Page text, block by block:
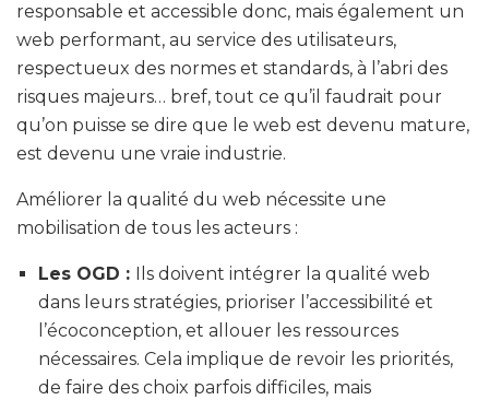
responsable et accessible donc, mais également un
web performant, au service des utilisateurs,
respectueux des normes et standards, à l’abri des
risques majeurs… bref, tout ce qu’il faudrait pour
qu’on puisse se dire que le web est devenu mature,
est devenu une vraie industrie.
Améliorer la qualité du web nécessite une
mobilisation de tous les acteurs :
Les OGD :
Ils doivent intégrer la qualité web
dans leurs stratégies, prioriser l’accessibilité et
l’écoconception, et allouer les ressources
nécessaires. Cela implique de revoir les priorités,
de faire des choix parfois difficiles, mais